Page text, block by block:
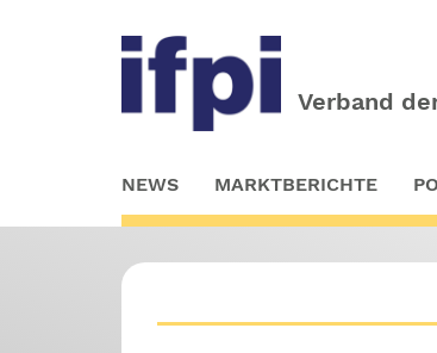
Verband
to
main
NEWS MARKTBERICHTE